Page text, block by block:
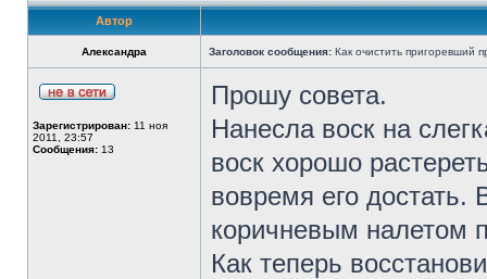
Автор
Александра Заголовок сообщения: Как очистить пригоревший
Зарегистрирован: 11 ноя
2011, 23:57
Сообщения: 13
Прошу совета.
Нанесла воск на
воск хорошо
вовремя его достать.
коричневым налетом
Как теперь